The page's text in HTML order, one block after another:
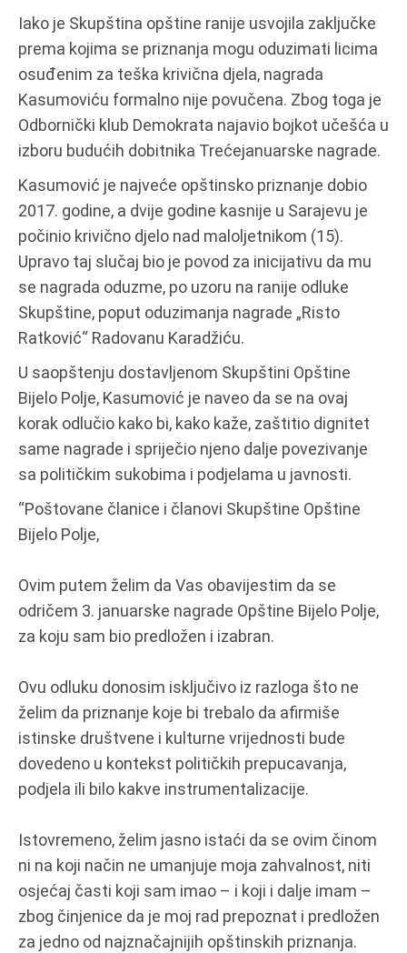
Iako je Skupština opštine ranije usvojila zaključke
prema kojima se priznanja mogu oduzimati licima
osuđenim za teška krivična djela, nagrada
Kasumoviću formalno nije povučena. Zbog toga je
Odbornički klub Demokrata najavio bojkot učešća u
izboru budućih dobitnika Trećejanuarske nagrade.
Kasumović je najveće opštinsko priznanje dobio
2017. godine, a dvije godine kasnije u Sarajevu je
počinio krivično djelo nad maloljetnikom (15).
Upravo taj slučaj bio je povod za inicijativu da mu
se nagrada oduzme, po uzoru na ranije odluke
Skupštine, poput oduzimanja nagrade „Risto
Ratković“ Radovanu Karadžiću.
U saopštenju dostavljenom Skupštini Opštine
Bijelo Polje, Kasumović je naveo da se na ovaj
korak odlučio kako bi, kako kaže, zaštitio dignitet
same nagrade i spriječio njeno dalje povezivanje
sa političkim sukobima i podjelama u javnosti.
“Poštovane članice i članovi Skupštine Opštine
Bijelo Polje,
Ovim putem želim da Vas obavijestim da se
odričem 3. januarske nagrade Opštine Bijelo Polje,
za koju sam bio predložen i izabran.
Ovu odluku donosim isključivo iz razloga što ne
želim da priznanje koje bi trebalo da afirmiše
istinske društvene i kulturne vrijednosti bude
dovedeno u kontekst političkih prepucavanja,
podjela ili bilo kakve instrumentalizacije.
Istovremeno, želim jasno istaći da se ovim činom
ni na koji način ne umanjuje moja zahvalnost, niti
osjećaj časti koji sam imao – i koji i dalje imam –
zbog činjenice da je moj rad prepoznat i predložen
za jedno od najznačajnijih opštinskih priznanja.